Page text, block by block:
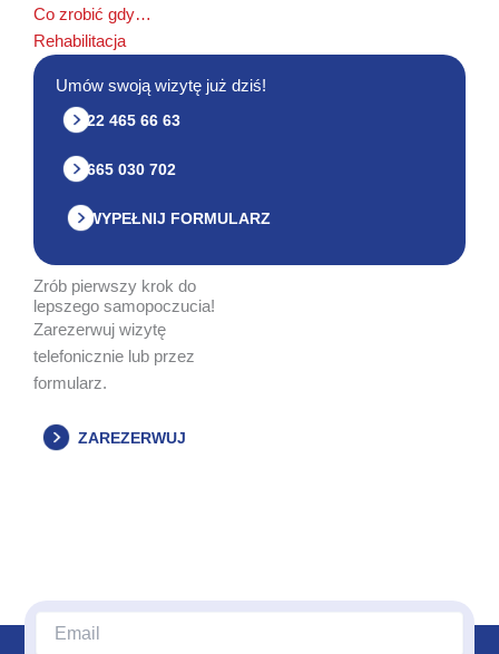
Co zrobić gdy…
Rehabilitacja
Umów swoją wizytę już dziś!
22 465 66 63
665 030 702
WYPEŁNIJ FORMULARZ
Zrób pierwszy krok do
lepszego samopoczucia!
Zarezerwuj wizytę
telefonicznie lub przez
formularz.
ZAREZERWUJ